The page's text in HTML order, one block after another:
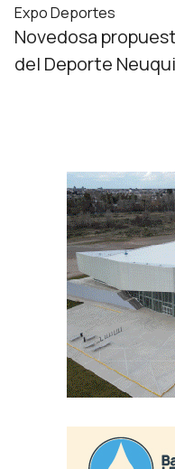
Expo Deportes
Novedosa
del Deporte